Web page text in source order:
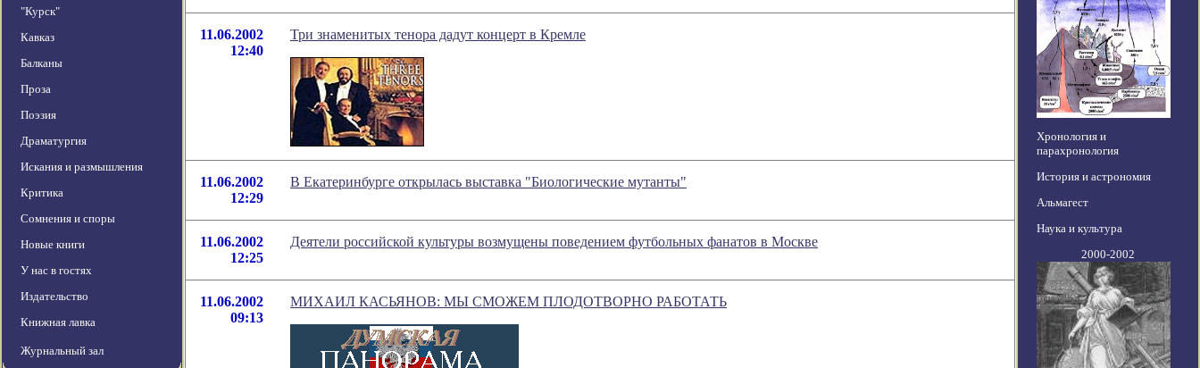
"Курск"
Кавказ
Балканы
Проза
Поэзия
Драматургия
Искания и размышления
Критика
Сомнения и споры
Новые книги
У нас в гостях
Издательство
Книжная лавка
Журнальный зал
11.06.2002
12:40
Три знаменитых тенора дадут концерт в Кремле
11.06.2002
12:29
В Екатеринбурге открылась выставка "Биологические мутанты"
11.06.2002
12:25
Деятели российской культуры возмущены поведением футбольных фанатов в Москве
11.06.2002
09:13
МИХАИЛ КАСЬЯНОВ: МЫ СМОЖЕМ ПЛОДОТВОРНО РАБОТАТЬ
Хронология и
парахронология
История и астрономия
Альмагест
Наука и культура
2000-2002